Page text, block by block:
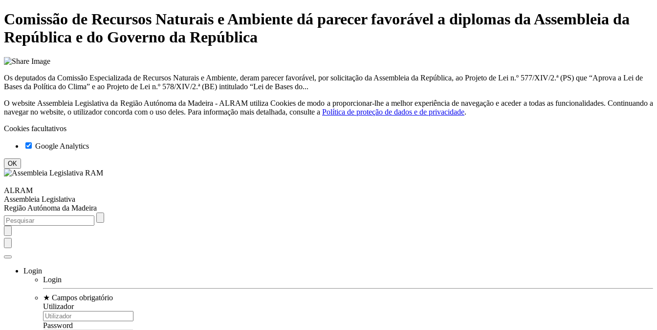
Comissão de Recursos Naturais e Ambiente dá parecer favorável a diplomas da Assembleia da
República e do Governo da República
Os deputados da Comissão Especializada de Recursos Naturais e Ambiente, deram parecer favorável, por solicitação da Assembleia da República, ao Projeto de Lei n.º 577/XIV/2.ª (PS) que “Aprova a Lei de
Bases da Política do Clima” e ao Projeto de Lei n.º 578/XIV/2.ª (BE) intitulado “Lei de Bases do...
O website Assembleia Legislativa da Região Autónoma da Madeira - ALRAM utiliza Cookies de modo a proporcionar-lhe a melhor experiência de navegação e aceder a todas as funcionalidades. Continuando a
navegar no website, o utilizador concorda com o uso deles. Para informação mais detalhada, consulte a Política de proteção de dados e de privacidade.
Cookies facultativos
Google Analytics
ALRAM
Assembleia Legislativa
Região Autónoma da Madeira
Login
Login
★ Campos obrigatório
Utilizador
Password